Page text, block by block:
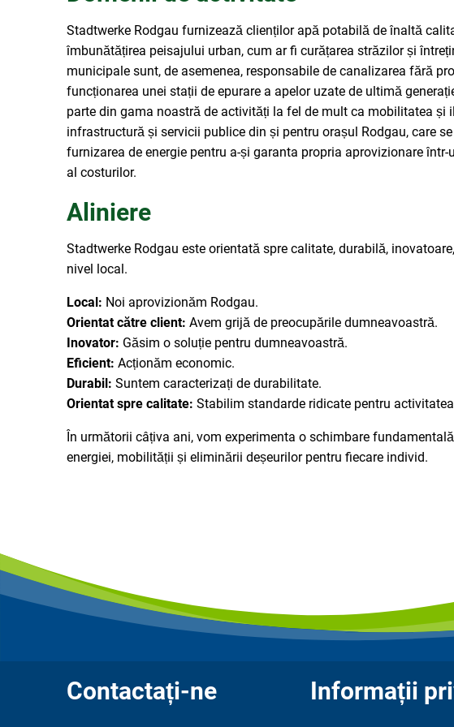
Stadtwerke Rodgau furnizează clienților apă potabilă de înaltă
îmbunătățirea peisajului urban, cum ar fi curățarea străzilor și
municipale sunt, de asemenea, responsabile de canalizarea fără
funcționarea unei stații de epurare a apelor uzate de ultimă
parte din gama noastră de activități la fel de mult ca mobilitatea
infrastructură și servicii publice din și pentru orașul Rodgau, care
furnizarea de energie pentru a-și garanta propria aprovizionare
al costurilor.
Aliniere
Stadtwerke Rodgau este orientată spre calitate, durabilă,
nivel local.
Local: Noi aprovizionăm Rodgau.
Orientat către client: Avem grijă de preocupările dumneavoastră.
Inovator: Găsim o soluție pentru dumneavoastră.
Eficient: Acționăm economic.
Durabil: Suntem caracterizați de durabilitate.
Orientat spre calitate: Stabilim standarde ridicate pentru
În următorii câțiva ani, vom experimenta o schimbare
energiei, mobilității și eliminării deșeurilor pentru fiecare individ.
Contactați-ne Informații